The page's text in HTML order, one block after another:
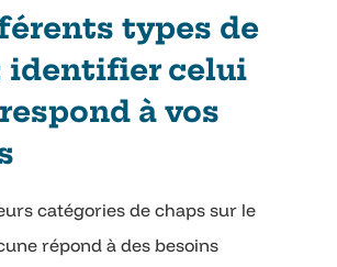
types de
identifier celui
à vos
catégories de chaps sur le
répond à des besoins